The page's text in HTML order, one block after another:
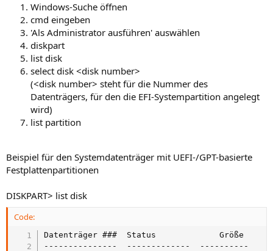
Windows-Suche öffnen
cmd eingeben
'Als Administrator ausführen' auswählen
diskpart
list disk
select disk <disk number>
(<disk number> steht für die Nummer des
Datenträgers, für den die EFI-Systempartition angelegt
wird)
list partition
Beispiel für den Systemdatenträger mit UEFI-/GPT-basierte
Festplattenpartitionen
DISKPART> list disk
Code:
Datenträger ###  Status             Größe
---------------  -------------  ----------